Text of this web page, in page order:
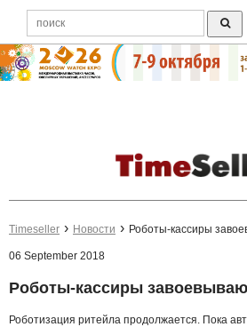
Timeseller Новости Роботы-кассиры
06 September 2018
Роботы-кассиры
Роботизация ритейла продолжается. Пока